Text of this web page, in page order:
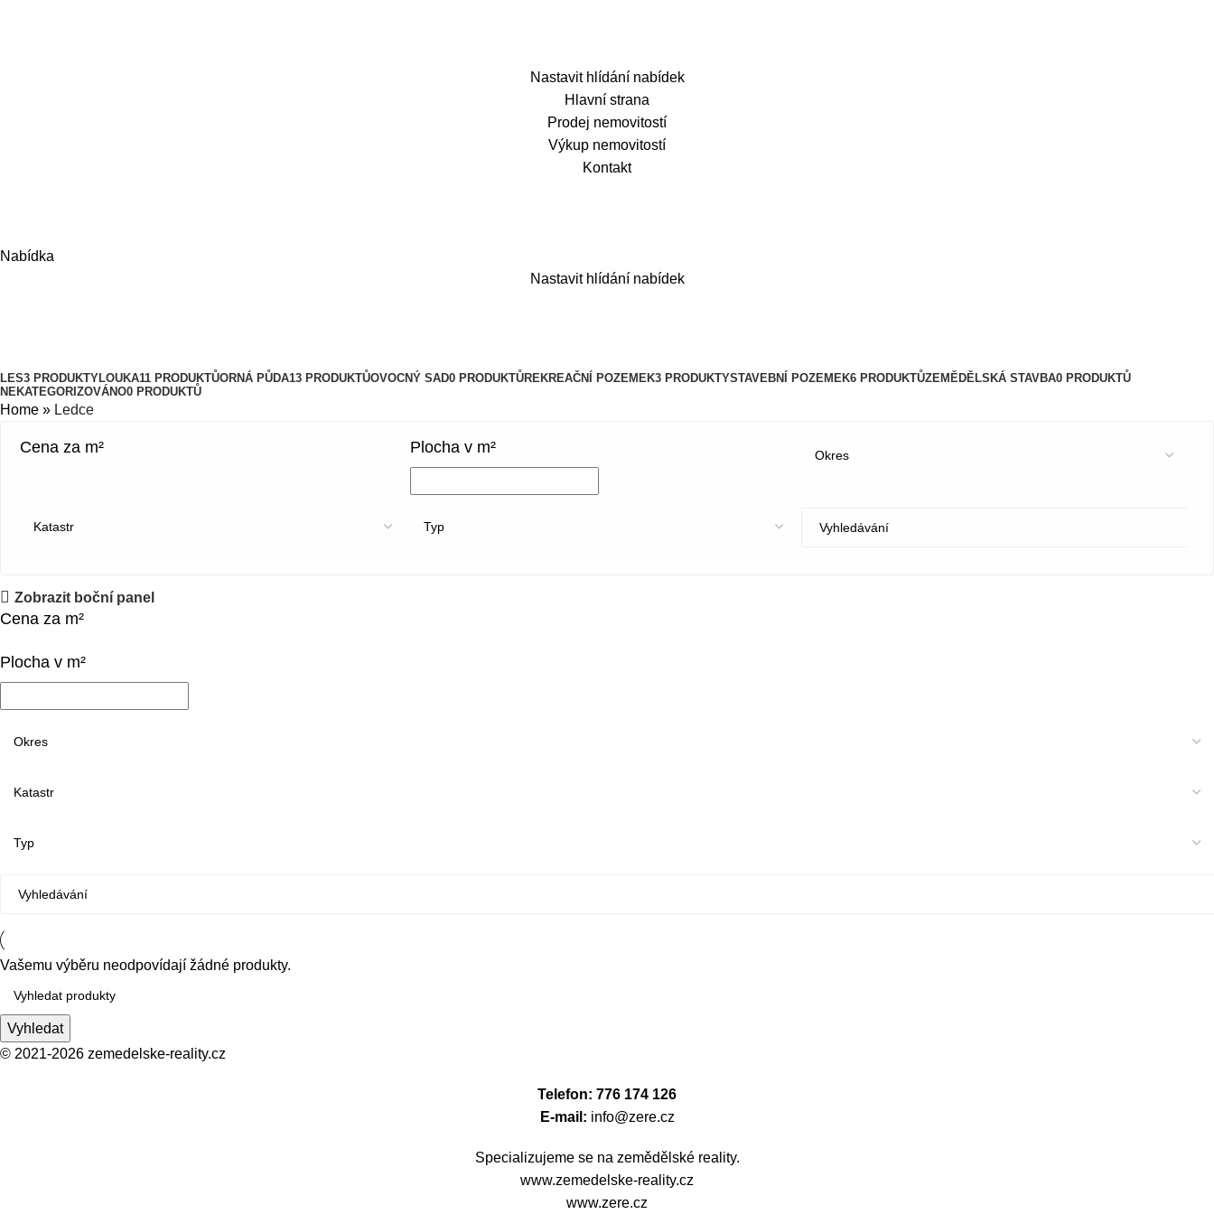
Nastavit hlídání nabídek
Hlavní strana
Prodej nemovitostí
Výkup nemovitostí
Kontakt
Nabídka
Nastavit hlídání nabídek
LES3 PRODUKTY LOUKA11 PRODUKTŮORNÁ PŮDA13 PRODUKTŮOVOCNÝ SAD0 PRODUKTŮREKREAČNÍ POZEMEK3 PRODUKTYSTAVEBNÍ POZEMEK6 PRODUKTŮZEMĚDĚLSKÁ STAVBA0 PRODUKTŮ
NEKATEGORIZOVÁNO0 PRODUKTŮ
Home » Ledce
Cena za m² Plocha v m²
Zobrazit boční panel
Cena za m²
Plocha v m²
Vašemu výběru neodpovídají žádné produkty.
Vyhledat
© 2021-2026 zemedelske-reality.cz
Telefon: 776 174 126
E-mail: info@zere.cz
Specializujeme se na zemědělské reality.
www.zemedelske-reality.cz
www.zere.cz